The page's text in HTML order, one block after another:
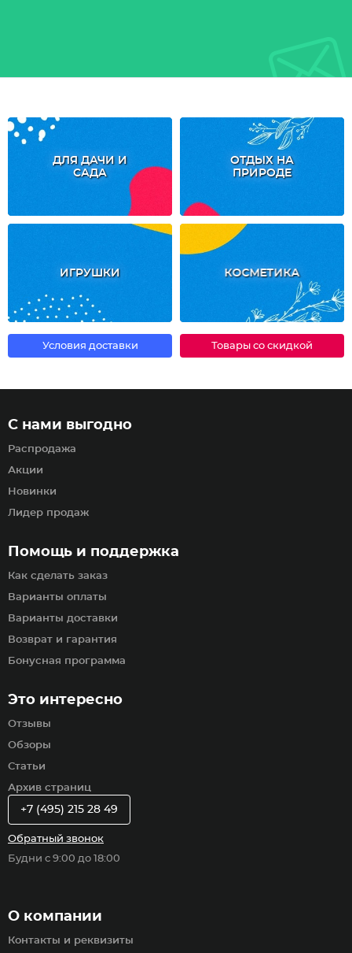
ДЛЯ ДАЧИ И
САДА
ОТДЫХ НА
ПРИРОДЕ
ИГРУШКИ КОСМЕТИКА
Условия доставки Товары со скидкой
Помощь и поддержка
Как сделать заказ
Варианты оплаты
Варианты доставки
Возврат и гарантия
Бонусная программа
С нами выгодно
Распродажа
Акции
Новинки
Лидер продаж
Это интересно
Отзывы
Обзоры
Статьи
Архив страниц
О компании
Контакты и реквизиты
+7 (495) 215 28 49
Обратный звонок
Будни с 9:00 до 18:00